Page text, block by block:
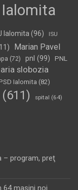
Ialomita
Ialomita (96) ISU
Marian Pavel
(72) pnl (99)
PNL
slobozia
Ialomita (82)
(611) spital (64)
– program, preţ
64 maşini noi